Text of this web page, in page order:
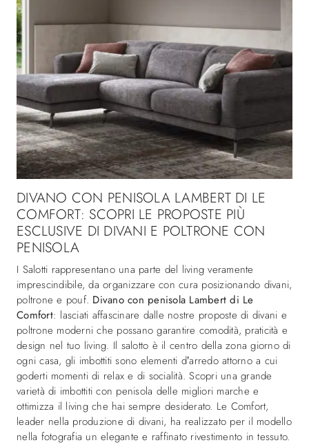
DIVANO CON PENISOLA LAMBERT DI LE
COMFORT: SCOPRI LE PROPOSTE PIÙ
ESCLUSIVE DI DIVANI E POLTRONE CON
PENISOLA
I Salotti rappresentano una parte del living veramente
imprescindibile, da organizzare con cura posizionando divani,
poltrone e pouf. Divano con penisola Lambert di Le
Comfort: lasciati affascinare dalle nostre proposte di divani e
poltrone moderni che possano garantire comodità, praticità e
design nel tuo living. Il salotto è il centro della zona giorno di
ogni casa, gli imbottiti sono elementi d’arredo attorno a cui
goderti momenti di relax e di socialità. Scopri una grande
varietà di imbottiti con penisola delle migliori marche e
ottimizza il living che hai sempre desiderato. Le Comfort,
leader nella produzione di divani, ha realizzato per il modello
nella fotografia un elegante e raffinato rivestimento in tessuto.